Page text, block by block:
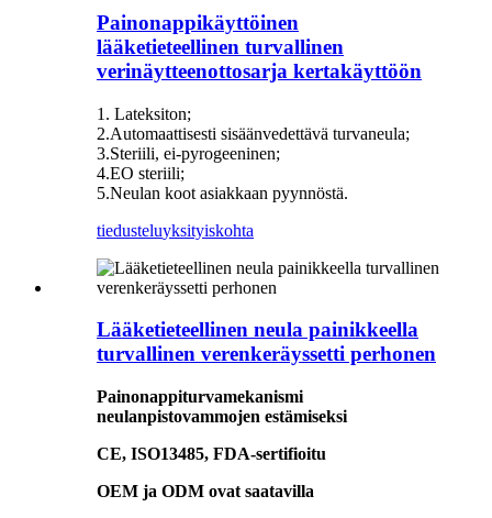
Painonappikäyttöinen
lääketieteellinen turvallinen
verinäytteenottosarja kertakäyttöön
1. Lateksiton;
2.Automaattisesti sisäänvedettävä turvaneula;
3.Steriili, ei-pyrogeeninen;
4.EO steriili;
5.Neulan koot asiakkaan pyynnöstä.
tiedusteluyksityiskohta
Lääketieteellinen neula painikkeella
turvallinen verenkeräyssetti perhonen
Painonappiturvamekanismi
neulanpistovammojen estämiseksi
CE, ISO13485, FDA-sertifioitu
OEM ja ODM ovat saatavilla